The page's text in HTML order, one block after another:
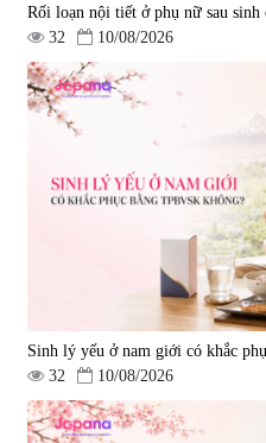
Tẩy tế bào chết Nichiei Bussan
Nano NMN+ Peeling Gel
1.490.000 đ
Viên uống bổ gan Ribeto Shoji
Rối loạn nội tiết ở phụ nữ sau sinh
32
10/08/2026
Sinh lý yếu ở nam giới có khắc
32
10/08/2026